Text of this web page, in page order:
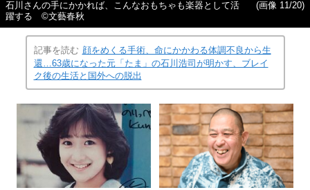
石川さんの手にかかれば、こんなおもちゃも楽器として活
躍する ©︎文藝春秋
(画像 11/20)
記事を読む 顔をめくる手術、命にかかわる体調不良から生
還…63歳になった元「たま」の石川浩司が明かす、ブレイ
ク後の生活と国外への脱出